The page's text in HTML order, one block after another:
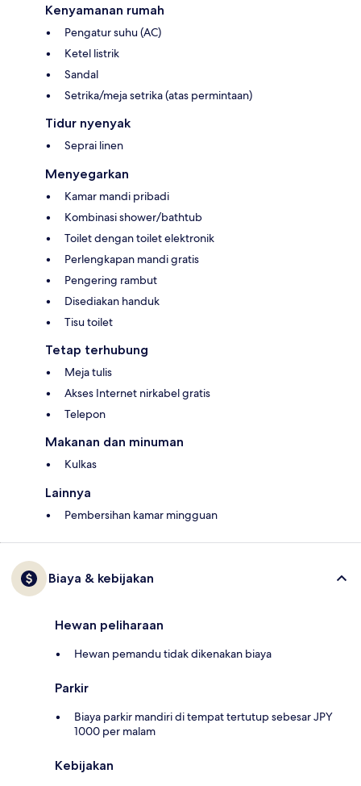
Kenyamanan rumah
Pengatur suhu (AC)
Ketel listrik
Sandal
Setrika/meja setrika (atas permintaan)
Tidur nyenyak
Seprai linen
Menyegarkan
Kamar mandi pribadi
Kombinasi shower/bathtub
Toilet dengan toilet elektronik
Perlengkapan mandi gratis
Pengering rambut
Disediakan handuk
Tisu toilet
Tetap terhubung
Meja tulis
Akses Internet nirkabel gratis
Telepon
Makanan dan minuman
Kulkas
Lainnya
Pembersihan kamar mingguan
Biaya & kebijakan
Hewan peliharaan
Hewan pemandu tidak dikenakan biaya
Parkir
Biaya parkir mandiri di tempat tertutup sebesar JPY
1000 per malam
Kebijakan